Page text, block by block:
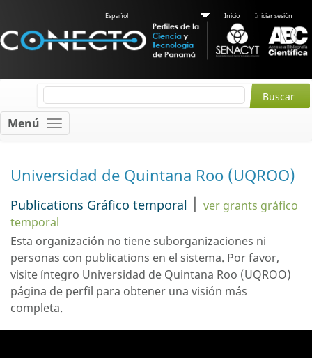
Español Inicio Iniciar sesión
Menú
Universidad de Quintana Roo (UQROO)
Publications Gráfico temporal | ver grants gráfico
temporal
Esta organización no tiene suborganizaciones ni
personas con publications en el sistema. Por favor,
visite íntegro Universidad de Quintana Roo (UQROO)
página de perfil para obtener una visión más
completa.